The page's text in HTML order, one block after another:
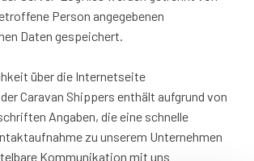
Person angegebenen
Daten gespeichert.
über die Internetseite
Caravan Shippers enthält aufgrund von
Angaben, die eine schnelle
zu unserem Unternehmen
Kommunikation mit uns